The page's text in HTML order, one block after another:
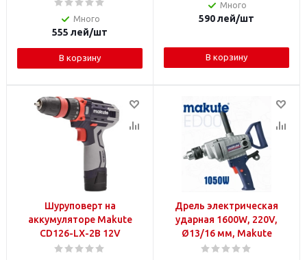
Много
555 лей/шт
В корзину
Много
590лей/шт
В корзину
Шуруповерт на
аккумуляторе Makute
CD126-LX-2B 12V
Дрель электрическая
ударная 1600W, 220V,
Ø13/16 мм, Makute